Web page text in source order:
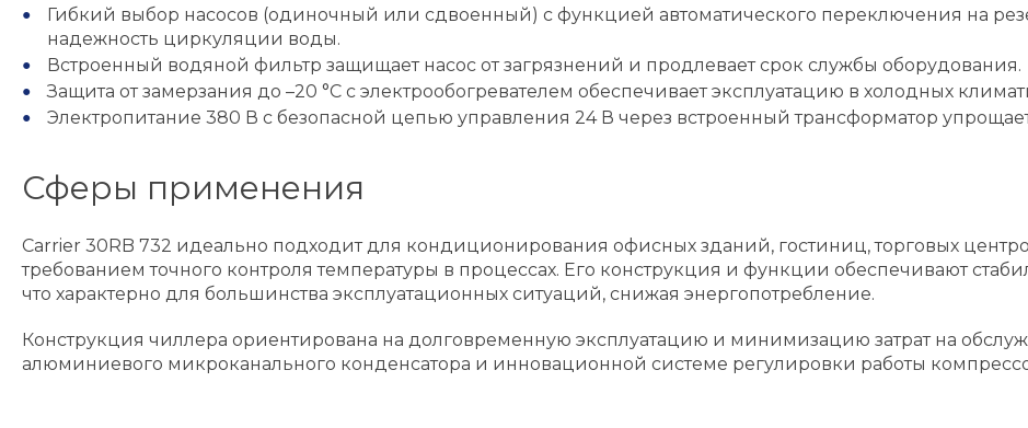
Гибкий выбор насосов (одиночный или сдвоенный) с функцией автоматического переключения на
надежность циркуляции воды.
Встроенный водяной фильтр защищает насос от загрязнений и продлевает срок службы оборудования.
Защита от замерзания до –20 °C с электрообогревателем обеспечивает эксплуатацию в холодных
Электропитание 380 В с безопасной цепью управления 24 В через встроенный трансформатор
Сферы применения
Carrier 30RB 732 идеально подходит для кондиционирования офисных зданий, гостиниц, торговых
требованием точного контроля температуры в процессах. Его конструкция и функции обеспечивают
что характерно для большинства эксплуатационных ситуаций, снижая энергопотребление.
Конструкция чиллера ориентирована на долговременную эксплуатацию и минимизацию затрат на
алюминиевого микроканального конденсатора и инновационной системе регулировки работы